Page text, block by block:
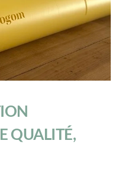
QUALITÉ,